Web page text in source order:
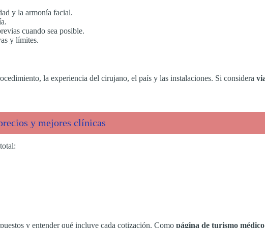
y la armonía facial.
cuando sea posible.
y límites.
la experiencia del cirujano, el país y las instalaciones. Si considera
y mejores clínicas
y entender qué incluye cada cotización. Como página de turismo